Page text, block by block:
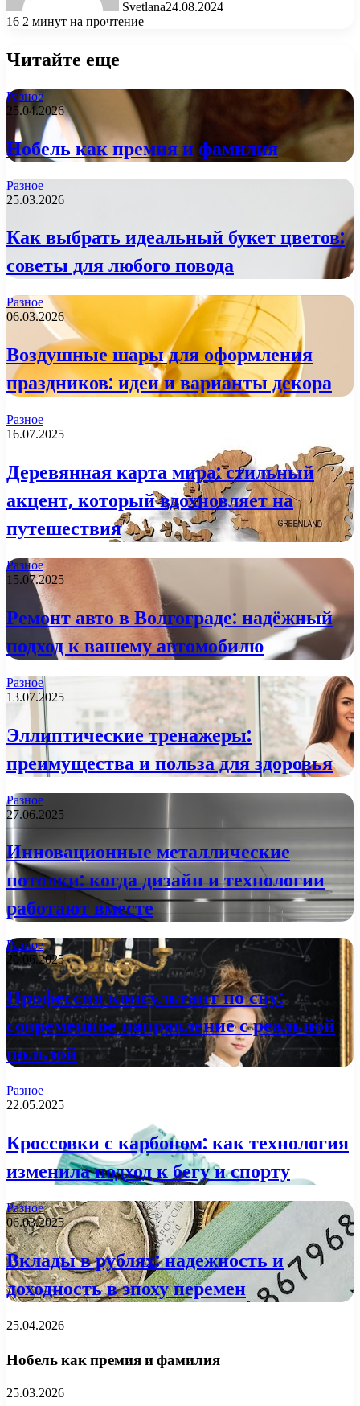
Svetlana24.08.2024
16 2 минут на прочтение
Читайте еще
Разное
25.04.2026
Нобель как премия и фамилия
Разное
25.03.2026
Как выбрать идеальный букет цветов:
советы для любого повода
Разное
06.03.2026
Воздушные шары для оформления
праздников: идеи и варианты декора
Разное
16.07.2025
Деревянная карта мира: стильный
акцент, который вдохновляет на
путешествия
Разное
15.07.2025
Ремонт авто в Волгограде: надёжный
подход к вашему автомобилю
Разное
13.07.2025
Эллиптические тренажеры:
преимущества и польза для здоровья
Разное
27.06.2025
Инновационные металлические
потолки: когда дизайн и технологии
работают вместе
Разное
20.06.2025
Профессия консультант по сну:
современное направление с реальной
пользой
Разное
22.05.2025
Кроссовки с карбоном: как технология
изменила подход к бегу и спорту
Разное
06.03.2025
Вклады в рублях: надежность и
доходность в эпоху перемен
25.04.2026
Нобель как премия и фамилия
25.03.2026